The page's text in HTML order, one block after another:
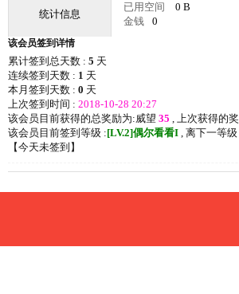
统计信息
已用空间
0 B
金钱
0
该会员签到详情
累计签到总天数 : 5 天
连续签到天数 : 1 天
本月签到天数 : 0 天
上次签到时间 : 2018-10-28 20:27
该会员目前获得的总奖励为:威望 35 , 上次获得的
该会员目前签到等级 :[LV.2]偶尔看看I , 离下一等级
【今天未签到 】